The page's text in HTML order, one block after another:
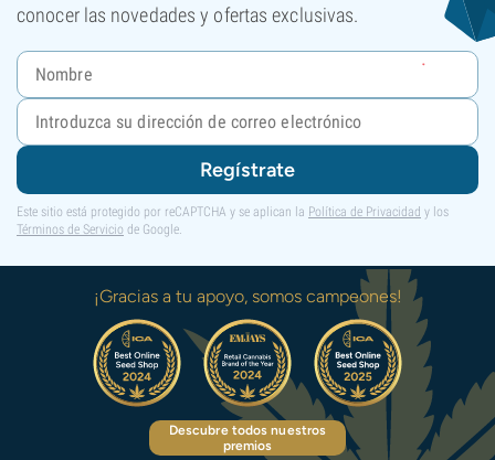
conocer las novedades y ofertas exclusivas.
Regístrate
Este sitio está protegido por reCAPTCHA y se aplican la Política de Privacidad y los
Términos de Servicio de Google.
¡Gracias a tu apoyo, somos campeones!
Descubre todos nuestros
premios